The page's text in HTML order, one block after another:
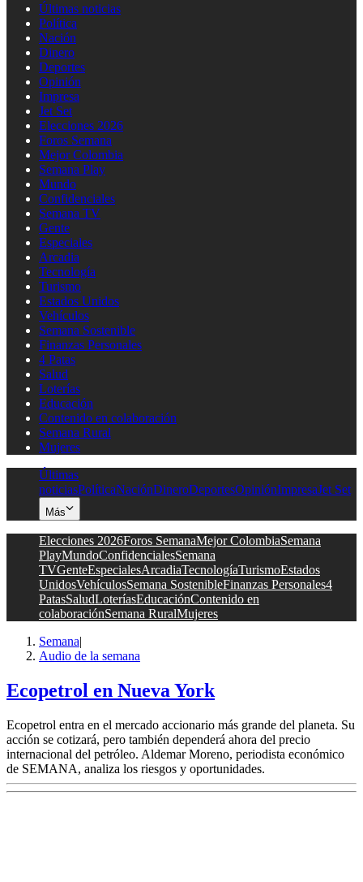
Últimas noticias
Política
Nación
Dinero
Deportes
Opinión
Impresa
Jet Set
Elecciones 2026
Foros Semana
Mejor Colombia
Semana Play
Mundo
Confidenciales
Semana TV
Gente
Especiales
Arcadia
Tecnología
Turismo
Estados Unidos
Vehículos
Semana Sostenible
Finanzas Personales
4 Patas
Salud
Loterías
Educación
Contenido en colaboración
Semana Rural
Mujeres
Últimas
noticiasPolíticaNaciónDineroDeportesOpiniónImpresaJet Set
Más
Elecciones 2026Foros SemanaMejor ColombiaSemana
PlayMundoConfidencialesSemana
TVGenteEspecialesArcadiaTecnologíaTurismoEstados
UnidosVehículosSemana SostenibleFinanzas Personales4
PatasSaludLoteríasEducaciónContenido en
colaboraciónSemana RuralMujeres
Semana|
Audio de la semana
Ecopetrol en Nueva York
Ecopetrol entra en el mercado accionario más grande del planeta. Su
acción se cotizará, pero también dependerá ahora del precio
internacional del petróleo. Aldemar Moreno, periodista económico
de SEMANA, analiza los riesgos y oportunidades.